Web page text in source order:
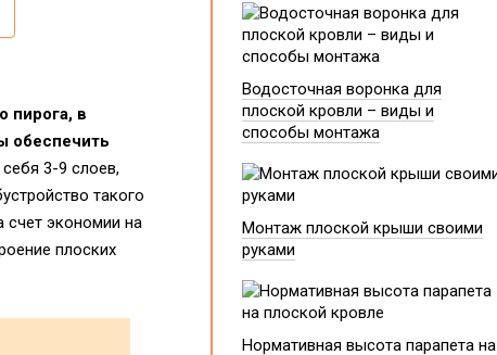
пирога, в
обеспечить
3-9 слоев,
такого
счет экономии на
плоских
Водосточная воронка для
плоской кровли – виды и
способы монтажа
Монтаж плоской крыши своими
руками
Нормативная высота парапета на